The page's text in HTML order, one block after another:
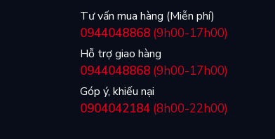
Tư vấn mua hàng (Miễn phí)
0944048868 (9h00-17h00)
Hỗ trợ giao hàng
0944048868 (9h00-17h00)
Góp ý, khiếu nại
0904042184 (8h00-22h00)